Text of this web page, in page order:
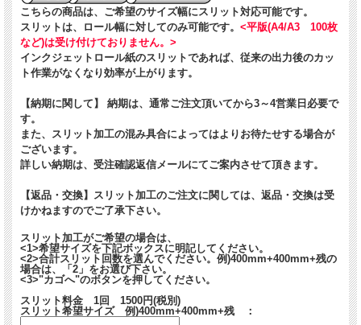
こちらの商品は、ご希望のサイズ幅にスリット対応可能です。
スリットは、ロール幅に対してのみ可能です。 <平版(A4/A3 100枚
など)は受け付けておりません。>
インクジェットロール紙のスリットであれば、従来の出力後のカッ
ト作業がなくなり効率が上がります。
【納期に関して】 納期は、通常ご注文頂いてから3～4営業日必要で
す。
また、スリット加工の混み具合によってはよりお待たせする場合が
ございます。
詳しい納期は、受注確認返信メールにてご案内させて頂きます。
【返品・交換】
スリット加工のご注文に関しては、返品・交換は受
けかねますのでご了承下さい。
スリット加工がご希望の場合は、
<1>希望サイズを下記ボックスに明記してください。
<2>合計スリット回数を選んでください。例)400mm+400mm+残の
場合は、「2」をお選び下さい。
<3>"カゴへ"のボタンを押してください。
スリット料金 1回 1500円(税別)
スリット希望サイズ 例)400mm+400mm+残 ：